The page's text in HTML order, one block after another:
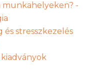
munkahelyeken? -
és stresszkezelés